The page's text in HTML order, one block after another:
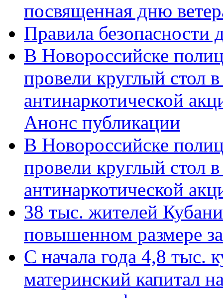
посвященная дню
Правила безопасности
В Новороссийске
провели круглый стол
антинаркотической
Анонс публикации
В Новороссийске
провели круглый стол
антинаркотической
38 тыс. жителей
повышенном размере
С начала года 4,8 тыс.
материнский капитал